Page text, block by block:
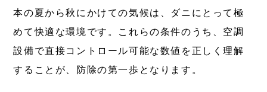
本の夏から秋にかけての気候は、ダニにとって極
めて快適な環境です。これらの条件のうち、空調
設備で直接コントロール可能な数値を正しく理解
することが、防除の第一歩となります。